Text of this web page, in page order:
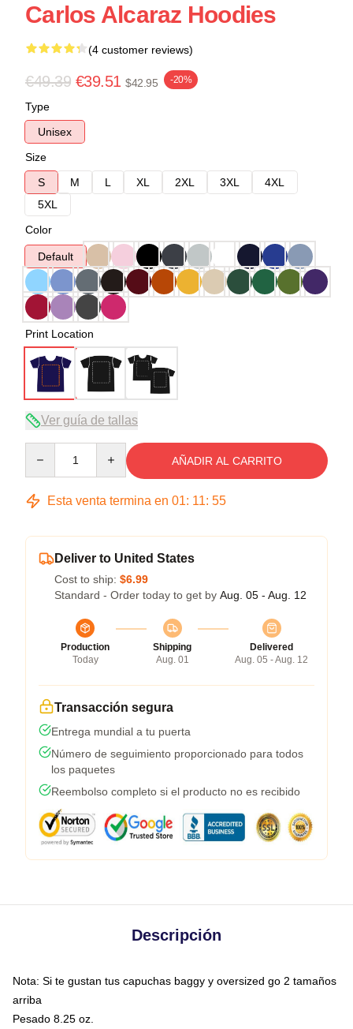
Carlos Alcaraz Hoodies
(4 customer reviews)
€49.39 €39.51 $42.95 -20%
Type
Unisex
Size
S
M L XL 2XL 3XL
4XL
5XL
Color
Default
Print Location
Ver guía de tallas
AÑADIR AL CARRITO
Esta venta termina en 01: 11: 54
Deliver to United States
Cost to ship: $6.99
Standard - Order today to get by Aug. 05 - Aug. 12
Production
Today
Shipping
Aug. 01
Delivered
Aug. 05 - Aug. 12
Transacción segura
Entrega mundial a tu puerta
Número de seguimiento proporcionado para todos
los paquetes
Reembolso completo si el producto no es recibido
Descripción
Nota: Si te gustan tus capuchas baggy y oversized go 2 tamaños
arriba
Pesado 8.25 oz.